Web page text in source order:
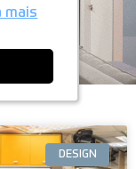
mais
mais
DESIGN